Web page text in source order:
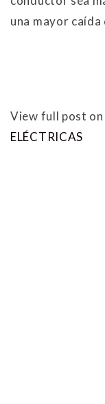
una mayor caída
View full post on
ELÉCTRICAS